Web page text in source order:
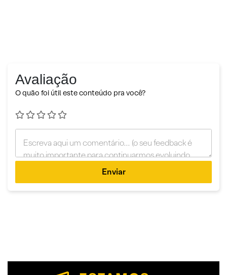
Avaliação
O quão foi útil este conteúdo pra você?
Enviar